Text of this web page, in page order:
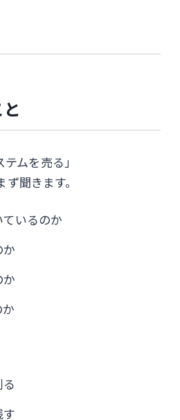
ムを売る」
聞きます。
いるのか